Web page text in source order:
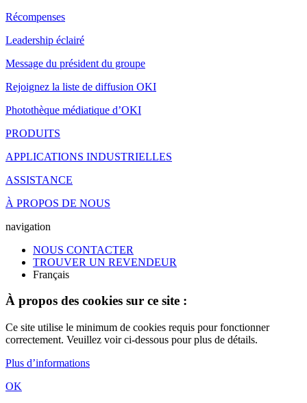
Récompenses
Leadership éclairé
Message du président du groupe
Rejoignez la liste de diffusion OKI
Photothèque médiatique d’OKI
PRODUITS
APPLICATIONS INDUSTRIELLES
ASSISTANCE
À PROPOS DE NOUS
navigation
NOUS CONTACTER
TROUVER UN REVENDEUR
Français
À propos des cookies sur ce site :
Ce site utilise le minimum de cookies requis pour fonctionner
correctement. Veuillez voir ci-dessous pour plus de détails.
Plus d’informations
OK